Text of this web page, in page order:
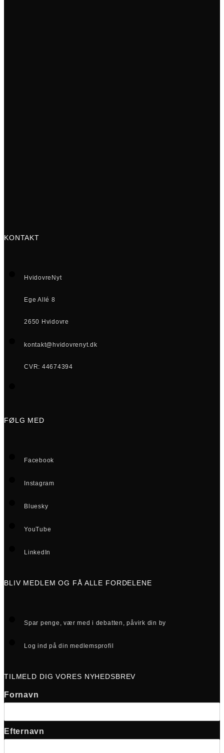
KONTAKT
HvidovreNyt
Ege Allé 8
2650 Hvidovre
kontakt@hvidovrenyt.dk
CVR: 44674394
FØLG MED
Facebook
Instagram
Bluesky
YouTube
LinkedIn
BLIV MEDLEM OG FÅ ALLE FORDELENE
Spar penge, vær med i debatten, påvirk din by
Log ind på din medlemsprofil
TILMELD DIG VORES NYHEDSBREV
Fornavn
Efternavn